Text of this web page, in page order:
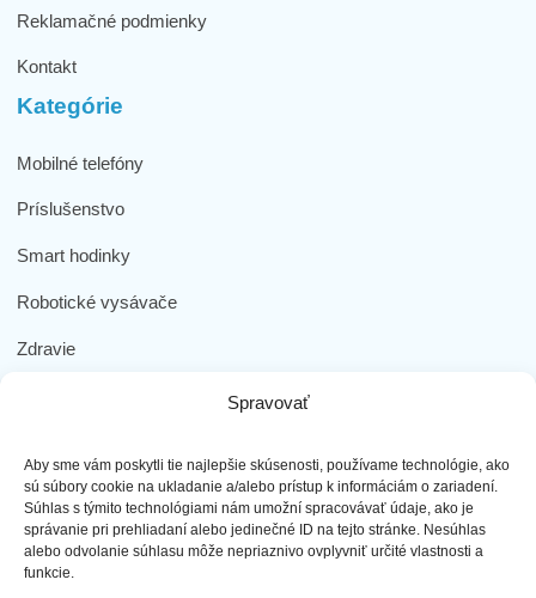
Spravovať
Aby sme vám poskytli tie najlepšie skúsenosti, používame technológie, ako
sú súbory cookie na ukladanie a/alebo prístup k informáciám o zariadení.
Súhlas s týmito technológiami nám umožní spracovávať údaje, ako je
správanie pri prehliadaní alebo jedinečné ID na tejto stránke. Nesúhlas
alebo odvolanie súhlasu môže nepriaznivo ovplyvniť určité vlastnosti a
funkcie.
Reklamačné podmienky
Kontakt
Kategórie
Mobilné telefóny
Príslušenstvo
Smart hodinky
Robotické vysávače
Zdravie
Dôležité odkazy
Obchodné podmienky
Ochrana osobných údajov